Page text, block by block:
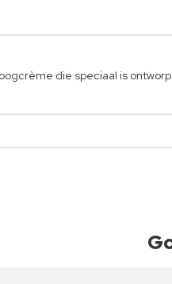
die speciaal is